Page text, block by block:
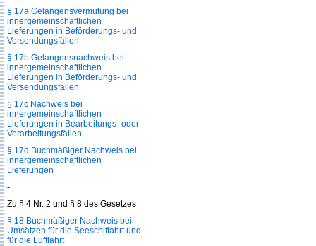
§ 17a Gelangensvermutung bei
innergemeinschaftlichen
Lieferungen in Beförderungs- und
Versendungsfällen
§ 17b Gelangensnachweis bei
innergemeinschaftlichen
Lieferungen in Beförderungs- und
Versendungsfällen
§ 17c Nachweis bei
innergemeinschaftlichen
Lieferungen in Bearbeitungs- oder
Verarbeitungsfällen
§ 17d Buchmäßiger Nachweis bei
innergemeinschaftlichen
Lieferungen
-
Zu § 4 Nr. 2 und § 8 des Gesetzes
§ 18 Buchmäßiger Nachweis bei
Umsätzen für die Seeschiffahrt und
für die Luftfahrt